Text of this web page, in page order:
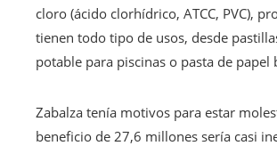
cloro (ácido clorhídrico, ATCC, PVC),
tienen todo tipo de usos, desde
potable para piscinas o pasta de papel
Zabalza tenía motivos para estar
beneficio de 27,6 millones sería casi